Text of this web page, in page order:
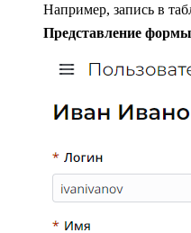
Например, запись в
Представление формы